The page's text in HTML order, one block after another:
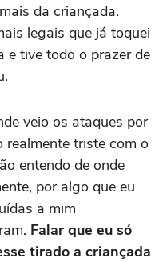
da criançada.
legais que já toquei
e tive todo o prazer de
veio os ataques por
realmente triste com o
entendo de onde
por algo que eu
a mim
Falar que eu só
tirado a criançada